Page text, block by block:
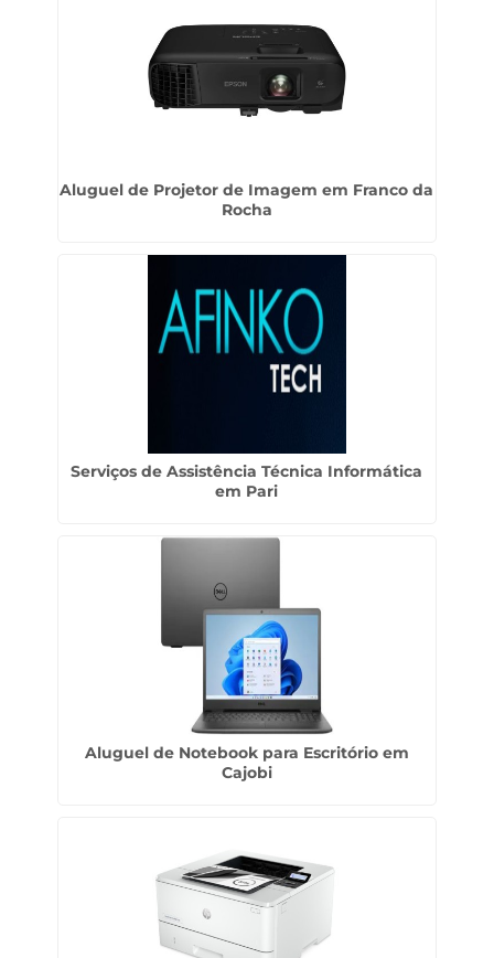
Aluguel de Projetor de Imagem em Franco da
Rocha
Serviços de Assistência Técnica Informática
em Pari
Aluguel de Notebook para Escritório em
Cajobi